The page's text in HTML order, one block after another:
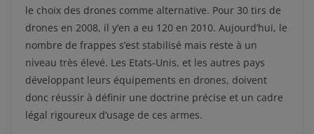
le choix des drones comme alternative. Pour 30 tirs de
drones en 2008, il y’en a eu 120 en 2010. Aujourd’hui, le
nombre de frappes s’est stabilisé mais reste à un
niveau très élevé. Les Etats-Unis, et les autres pays
développant leurs équipements en drones, doivent
donc réussir à définir une doctrine précise et un cadre
légal rigoureux d’usage de ces armes.